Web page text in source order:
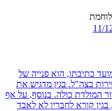
11/
כתיבתו, הוא פנייה של
בצה"ל. בגין מדגיש את
המולדת כולה. בנוסף, על אף
קורא לחבריו לא לאבד